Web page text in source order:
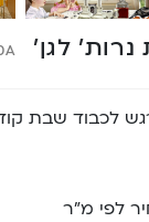
לגן’
לכבוד שבת
לפי מ”ר